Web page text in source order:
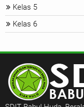
Kelas 5
Kelas 6